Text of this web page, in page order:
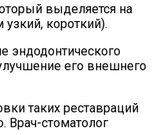
выделяется на
короткий).
эндодонтического
его внешнего
таких реставраций
Врач-стоматолог